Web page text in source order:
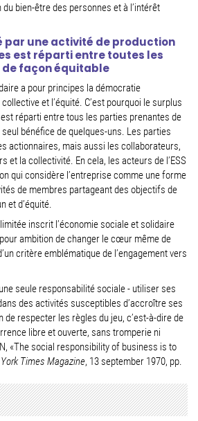
bien-être des personnes et à l’intérêt
par une activité de production
est réparti entre toutes les
façon équitable
a pour principes la démocratie
et l’équité. C’est pourquoi le surplus
réparti entre tous les parties prenantes de
seul bénéfice de quelques-uns. Les parties
actionnaires, mais aussi les collaborateurs,
et la collectivité. En cela, les acteurs de l’ESS
qui considère l’entreprise comme une forme
de membres partageant des objectifs de
et d’équité.
inscrit l’économie sociale et solidaire
ambition de changer le cœur même de
critère emblématique de l’engagement vers
seule responsabilité sociale - utiliser ses
des activités susceptibles d’accroître ses
de respecter les règles du jeu, c’est-à-dire de
libre et ouverte, sans tromperie ni
«The social responsibility of business is to
Times Magazine, 13 september 1970, pp.